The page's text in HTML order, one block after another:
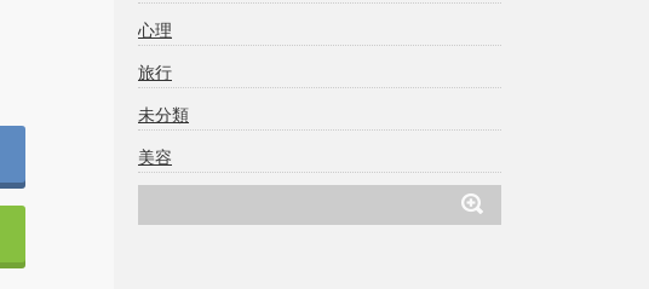
心理
旅行
未分類
美容